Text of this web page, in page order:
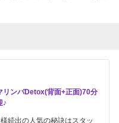
ンパDetox(背面+正面)70分
♪
続出の人気の秘訣はスタッ